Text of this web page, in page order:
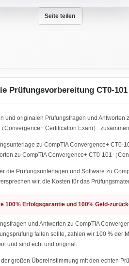
Seite teilen
Prüfungsvorbereitung CT0-101
und originalen Prüfungsfragen und
Convergence+ Certification Exam）
zu CompTIA Convergence+ CT0-
zu CompTIA Convergence+ CT0-101（
die Prüfungsunterlagen und Software zu
wir, die Kosten für das
100% Erfolgsgarantie und 100% Geld-
und Antworten zu CompTIA
fallen sollte, zahlen wir 100 % der
und sind echt und original.
großen Übereinstimmung mit den echten